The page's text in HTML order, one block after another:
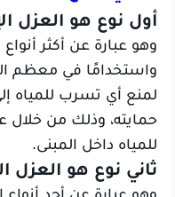
أول نوع هو العزل
وهو عبارة عن أكثر
واستخدامًا في معظم
لمنع أي تسرب للمياه
حمايته، وذلك من
للمياه داخل المبنى.
ثاني نوع هو العزل
وهو عبارة عن أحد